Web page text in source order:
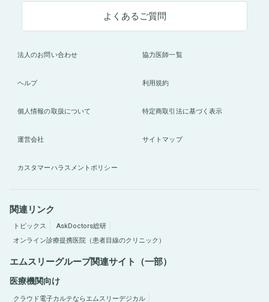
よくあるご質問
法人のお問い合わせ 協力医師一覧
ヘルプ 利用規約
個人情報の取扱について 特定商取引法に基づく表示
運営会社 サイトマップ
カスタマーハラスメントポリシー
関連リンク
トピックス
AskDoctors総研
オンライン診療提携医院（患者目線のクリニック）
エムスリーグループ関連サイト（一部）
医療機関向け
クラウド電子カルテならエムスリーデジカル